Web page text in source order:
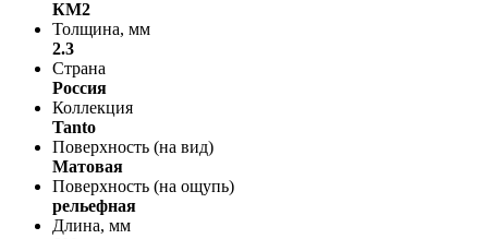
КМ2
Толщина, мм
2.3
Страна
Россия
Коллекция
Tanto
Поверхность (на вид)
Матовая
Поверхность (на ощупь)
рельефная
Длина, мм